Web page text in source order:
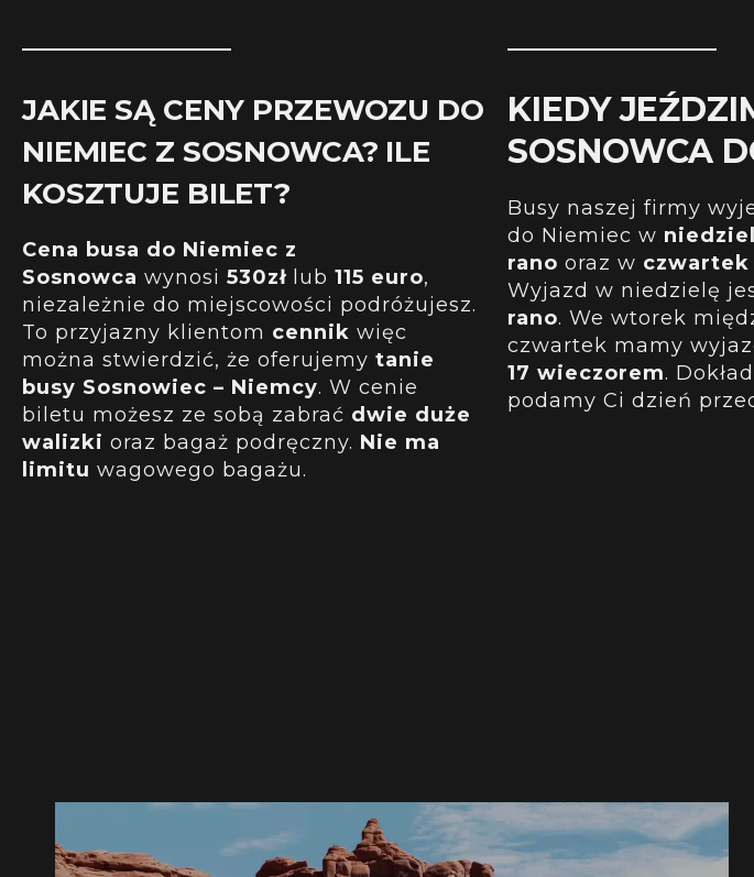
JAKIE SĄ CENY PRZEWOZU DO
NIEMIEC Z SOSNOWCA? ILE
KOSZTUJE BILET?
Cena busa do Niemiec z
Sosnowca wynosi 530zł lub 115 euro,
niezależnie do miejscowości podróżujesz.
To przyjazny klientom cennik więc
można stwierdzić, że oferujemy tanie
busy Sosnowiec – Niemcy. W cenie
biletu możesz ze sobą zabrać dwie duże
walizki oraz bagaż podręczny. Nie ma
limitu wagowego bagażu.
KIEDY
SOSNOWCA
Busy naszej firmy
do Niemiec w
rano oraz w
Wyjazd w niedzielę
rano. We wtorek
czwartek mamy
17 wieczorem.
podamy Ci dzień